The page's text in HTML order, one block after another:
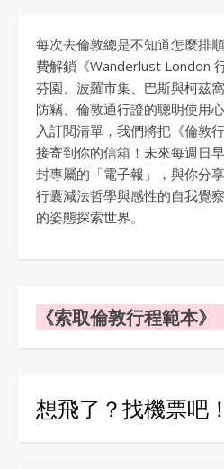
每次去倫敦總是不知道怎麼排
費解鎖《Wanderlust London
芬園、波羅市集、巴斯與柯茲
防竊、倫敦通行證的聰明使用
入訂閱清單，我們將把《倫敦
接寄到你的信箱！未來每週日
封專屬的「電子報」，與你分
行囊減法哲學與感性的自我覺
的姿態探索世界。
《索取倫敦行程範本》
想飛了？找機票吧！